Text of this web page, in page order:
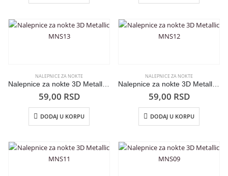
NALEPNICE ZA NOKTE
Nalepnice za nokte 3D Metallic MNS13
59,00 RSD
DODAJ U KORPU
NALEPNICE ZA NOKTE
Nalepnice za nokte 3D Metallic MNS12
59,00 RSD
DODAJ U KORPU